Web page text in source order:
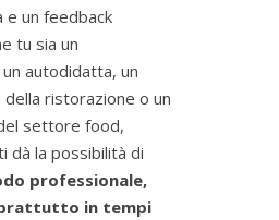
e un feedback
tu sia un
autodidatta, un
ristorazione o un
settore food,
dà la possibilità di
professionale,
in tempi